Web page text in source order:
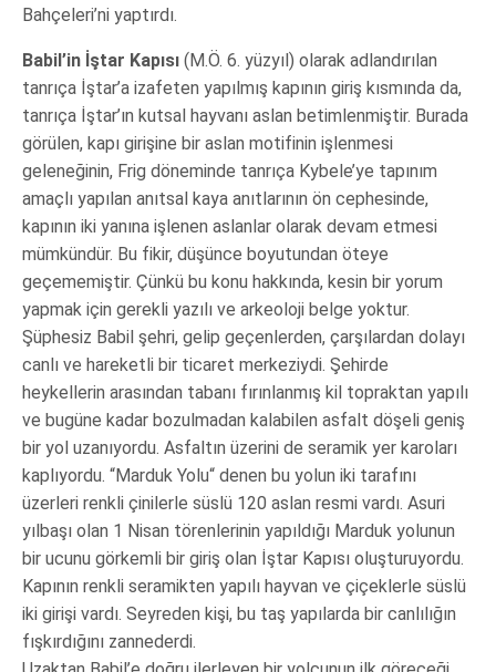
Bahçeleri’ni yaptırdı.
Babil’in İştar Kapısı (M.Ö. 6. yüzyıl) olarak adlandırılan
tanrıça İştar’a izafeten yapılmış kapının giriş kısmında da,
tanrıça İştar’ın kutsal hayvanı aslan betimlenmiştir. Burada
görülen, kapı girişine bir aslan motifinin işlenmesi
geleneğinin, Frig döneminde tanrıça Kybele’ye tapınım
amaçlı yapılan anıtsal kaya anıtlarının ön cephesinde,
kapının iki yanına işlenen aslanlar olarak devam etmesi
mümkündür. Bu fikir, düşünce boyutundan öteye
geçememiştir. Çünkü bu konu hakkında, kesin bir yorum
yapmak için gerekli yazılı ve arkeoloji belge yoktur.
Şüphesiz Babil şehri, gelip geçenlerden, çarşılardan dolayı
canlı ve hareketli bir ticaret merkeziydi. Şehirde
heykellerin arasından tabanı fırınlanmış kil topraktan yapılı
ve bugüne kadar bozulmadan kalabilen asfalt döşeli geniş
bir yol uzanıyordu. Asfaltın üzerini de seramik yer karoları
kaplıyordu. “Marduk Yolu“ denen bu yolun iki tarafını
üzerleri renkli çinilerle süslü 120 aslan resmi vardı. Asuri
yılbaşı olan 1 Nisan törenlerinin yapıldığı Marduk yolunun
bir ucunu görkemli bir giriş olan İştar Kapısı oluşturuyordu.
Kapının renkli seramikten yapılı hayvan ve çiçeklerle süslü
iki girişi vardı. Seyreden kişi, bu taş yapılarda bir canlılığın
fışkırdığını zannederdi.